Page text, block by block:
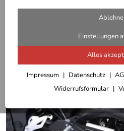
Einstellungen
Alles
Impressum Datenschutz
Widerrufsformular